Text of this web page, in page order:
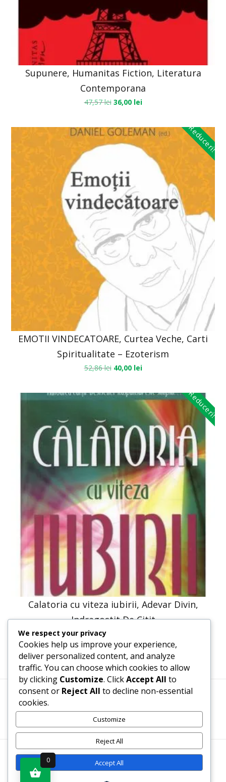
Supunere, Humanitas Fiction, Literatura
Contemporana
47,57lei 36,00 lei
Reduceri!
EMOTII VINDECATOARE, Curtea Veche, Carti
Spiritualitate – Ezoterism
52,86lei 40,00 lei
Reduceri!
Calatoria cu viteza iubirii, Adevar Divin,
Indragostit De Citit
30,66lei
Termeni, Condiții & Protecția Datelor (GDPR)
WWW.RECENZII-CARTI.RO ©2026 TOATE DREPTURILE
REZERVATE
We respect your privacy
Cookies help us improve your experience,
deliver personalized content, and analyze
traffic. You can choose which cookies to allow
by clicking Customize. ClickAccept All to
consent or Reject All to decline non-essential
cookies.
Customize
Reject All
Accept All
0